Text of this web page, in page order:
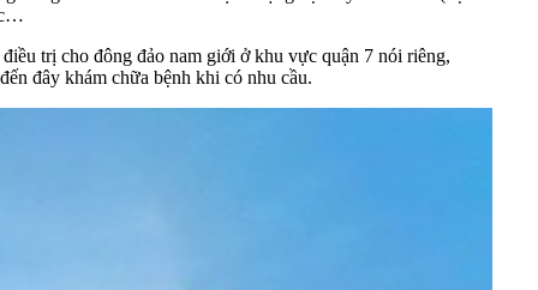
trị cho đông đảo nam giới ở khu vực quận 7 nói riêng,
đây khám chữa bệnh khi có nhu cầu.